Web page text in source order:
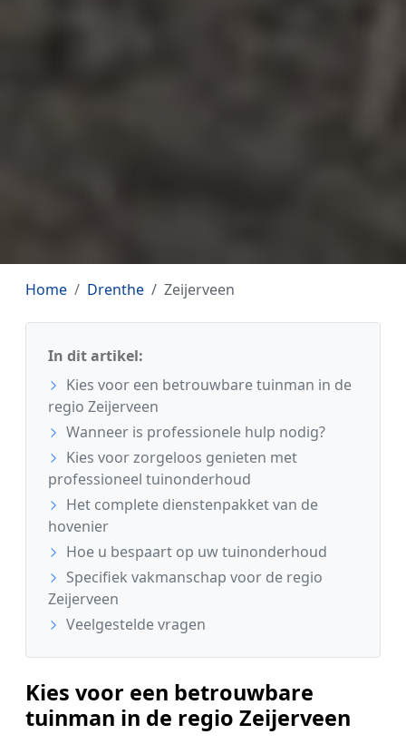
Home Drenthe Zeijerveen
In dit artikel:
Kies voor een betrouwbare tuinman in de
regio Zeijerveen
Wanneer is professionele hulp nodig?
Kies voor zorgeloos genieten met
professioneel tuinonderhoud
Het complete dienstenpakket van de
hovenier
Hoe u bespaart op uw tuinonderhoud
Specifiek vakmanschap voor de regio
Zeijerveen
Veelgestelde vragen
Kies voor een betrouwbare
tuinman in de regio Zeijerveen